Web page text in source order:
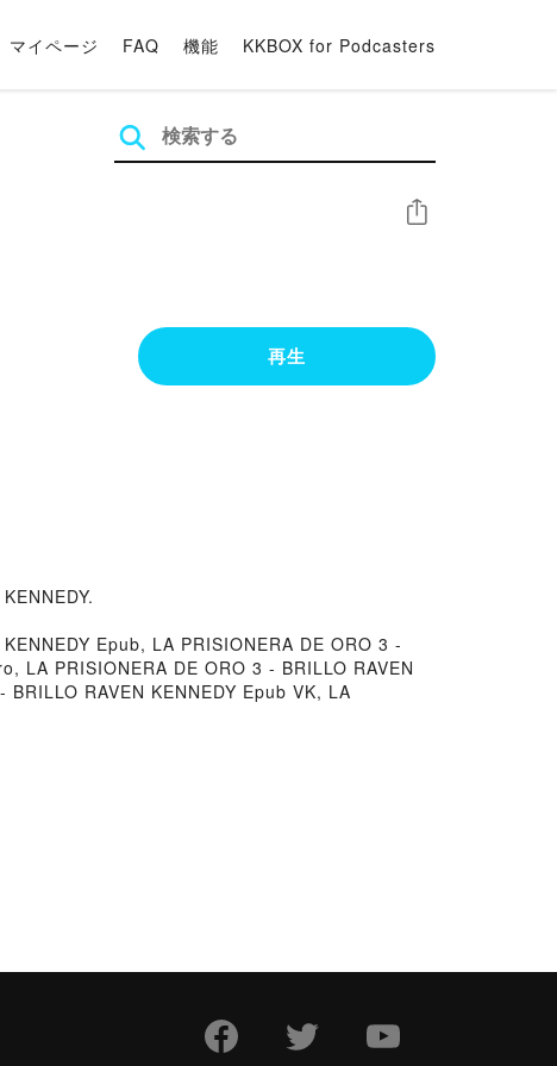
マイページ FAQ 機能 KKBOX for Podcasters
シェア
再生
Epub, LA PRISIONERA DE ORO 3 -
LA PRISIONERA DE ORO 3 - BRILLO RAVEN
RAVEN KENNEDY Epub VK, LA